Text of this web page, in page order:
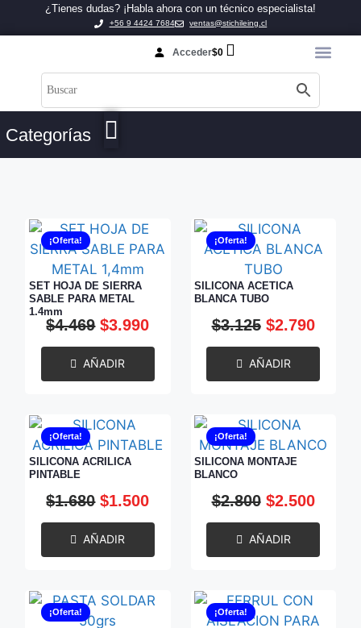
¿Tienes dudas? ¡Habla ahora con un técnico especialista!
+56 9 4424 7684 ventas@stichileing.cl
Acceder$0
Categorías
SET HOJA DE SIERRA
SABLE PARA METAL
1,4mm
¡Oferta!
$4.469 $3.990
AÑADIR
SILICONA ACETICA
BLANCA TUBO
¡Oferta!
$3.125 $2.790
AÑADIR
SILICONA ACRILICA
PINTABLE
¡Oferta!
$1.680 $1.500
AÑADIR
SILICONA MONTAJE
BLANCO
¡Oferta!
$2.800 $2.500
AÑADIR
¡Oferta! ¡Oferta!